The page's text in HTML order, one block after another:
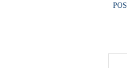
POS